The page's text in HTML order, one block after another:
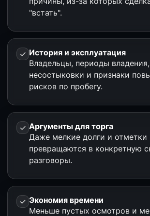
"встать".
✓ История и эксплуатация
Владельцы, периоды владения,
несостыковки и признаки
рисков по пробегу.
✓ Аргументы для торга
Даже мелкие долги и отметки
превращаются в конкретную
разговоры.
✓ Экономия времени
Меньше пустых осмотров и